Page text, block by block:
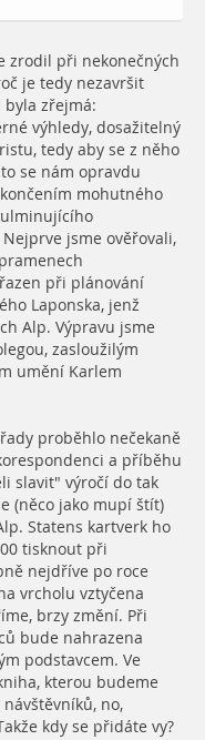
zrodil při nekonečných
je tedy nezavršit
zřejmá:
výhledy, dosažitelný
tedy aby se z něho
se nám opravdu
mohutného
jsme ověřovali,
při plánování
Laponska, jenž
Alp. Výpravu jsme
zasloužilým
umění Karlem
proběhlo nečekaně
a příběhu
slavit" výročí do tak
(něco jako mupí štít)
Statens kartverk ho
tisknout při
nejdříve po roce
vrcholu vztyčena
brzy změní. Při
bude nahrazena
podstavcem. Ve
kterou budeme
no,
kdy se přidáte vy?